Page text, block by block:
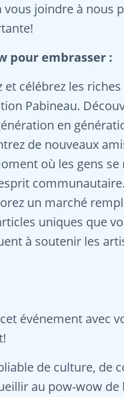
vous joindre à nous
pour embrasser :
et célébrez les
Pabineau.
en
de nouveaux
où les gens se
communautaire.
un marché
uniques que
à soutenir les
événement avec
de culture, de
au pow-wow